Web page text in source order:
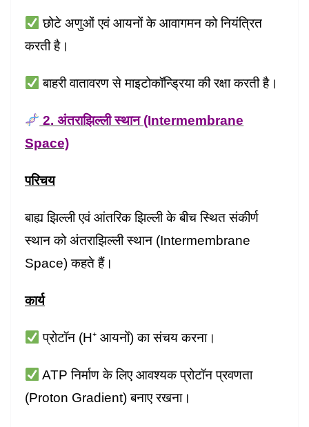
छोटे अणुओं एवं आयनों के आवागमन को नियंत्रित
करती है।
बाहरी वातावरण से माइटोकॉन्ड्रिया की रक्षा करती है।
2. अंतराझिल्ली स्थान (Intermembrane
Space)
परिचय
बाह्य झिल्ली एवं आंतरिक झिल्ली के बीच स्थित संकीर्ण
स्थान को अंतराझिल्ली स्थान (Intermembrane
Space) कहते हैं।
कार्य
प्रोटॉन (H⁺ आयनों) का संचय करना।
ATP निर्माण के लिए आवश्यक प्रोटॉन प्रवणता
(Proton Gradient) बनाए रखना।